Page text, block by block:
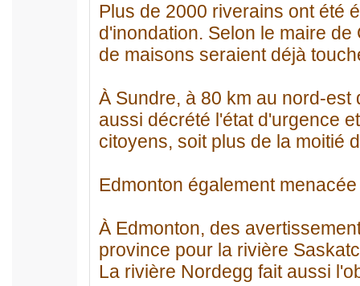
Plus de 2000 riverains ont été
d'inondation. Selon le maire
de maisons seraient déjà
À Sundre, à 80 km au nord-
aussi décrété l'état d'urgence
citoyens, soit plus de la moitié
Edmonton également menacée
À Edmonton, des
province pour la rivière
La rivière Nordegg fait aussi